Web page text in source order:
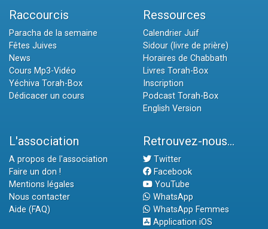
Raccourcis
Paracha de la semaine
Fêtes Juives
News
Cours Mp3-Vidéo
Yéchiva Torah-Box
Dédicacer un cours
Ressources
Calendrier Juif
Sidour (livre de prière)
Horaires de Chabbath
Livres Torah-Box
Inscription
Podcast Torah-Box
English Version
L'association
A propos de l'association
Faire un don !
Mentions légales
Nous contacter
Aide (FAQ)
Retrouvez-nous...
Twitter
Facebook
YouTube
WhatsApp
WhatsApp Femmes
Application iOS